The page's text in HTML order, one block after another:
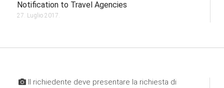
Notification to Travel Agencies
27. Luglio 2017.
Il richiedente deve presentare la richiesta di